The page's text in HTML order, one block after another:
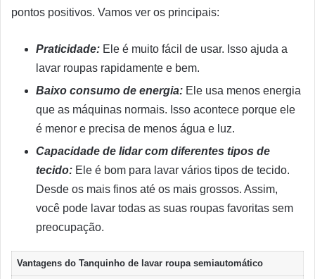
pontos positivos. Vamos ver os principais:
Praticidade: Ele é muito fácil de usar. Isso ajuda a
lavar roupas rapidamente e bem.
Baixo consumo de energia: Ele usa menos energia
que as máquinas normais. Isso acontece porque ele
é menor e precisa de menos água e luz.
Capacidade de lidar com diferentes tipos de
tecido: Ele é bom para lavar vários tipos de tecido.
Desde os mais finos até os mais grossos. Assim,
você pode lavar todas as suas roupas favoritas sem
preocupação.
Vantagens do Tanquinho de lavar roupa semiautomático